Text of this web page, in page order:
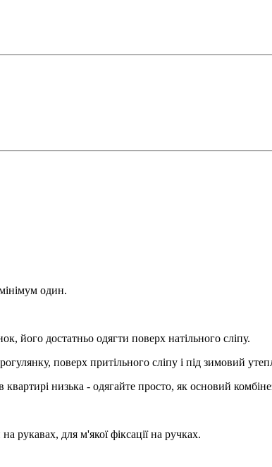
один.
його достатньо одягти поверх натільного сліпу.
поверх притільного сліпу і під зимовий
низька - одягайте просто, як основий
рукавах, для м'якої фіксації на ручках.